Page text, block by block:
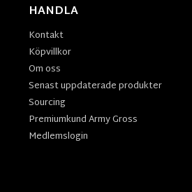
HANDLA
Kontakt
Köpvillkor
Om oss
Senast uppdaterade produkter
Sourcing
Premiumkund Army Gross
Medlemslogin